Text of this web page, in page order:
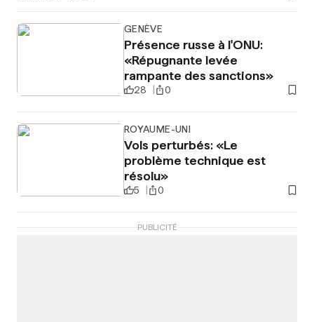
GENÈVE
Présence russe à l'ONU:
«Répugnante levée
rampante des sanctions»
28 0
ROYAUME-UNI
Vols perturbés: «Le
problème technique est
résolu»
5 0
PUBLICITÉ